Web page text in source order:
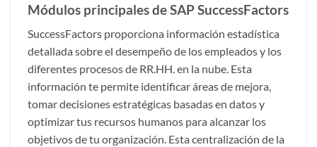
Módulos principales de SAP SuccessFactors
SuccessFactors proporciona información estadística
detallada sobre el desempeño de los empleados y los
diferentes procesos de RR.HH. en la nube. Esta
información te permite identificar áreas de mejora,
tomar decisiones estratégicas basadas en datos y
optimizar tus recursos humanos para alcanzar los
objetivos de tu organización. Esta centralización de la